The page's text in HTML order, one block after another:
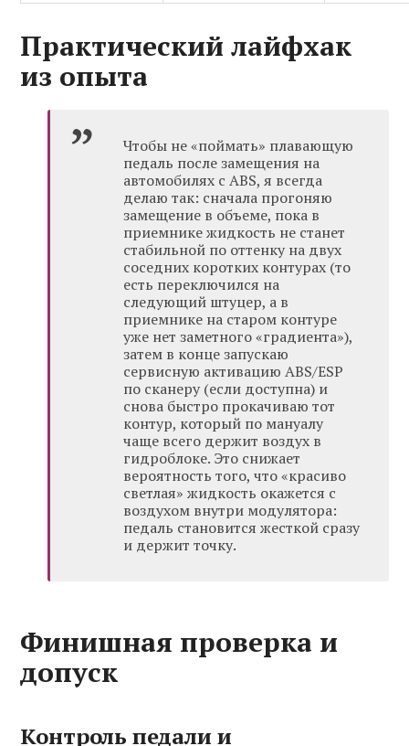
Практический лайфхак
из опыта
Чтобы не «поймать» плавающую
педаль после замещения на
автомобилях с ABS, я всегда
делаю так: сначала прогоняю
замещение в объеме, пока в
приемнике жидкость не станет
стабильной по оттенку на двух
соседних коротких контурах (то
есть переключился на
следующий штуцер, а в
приемнике на старом контуре
уже нет заметного «градиента»),
затем в конце запускаю
сервисную активацию ABS/ESP
по сканеру (если доступна) и
снова быстро прокачиваю тот
контур, который по мануалу
чаще всего держит воздух в
гидроблоке. Это снижает
вероятность того, что «красиво
светлая» жидкость окажется с
воздухом внутри модулятора:
педаль становится жесткой сразу
и держит точку.
Финишная проверка и
допуск
Контроль педали и